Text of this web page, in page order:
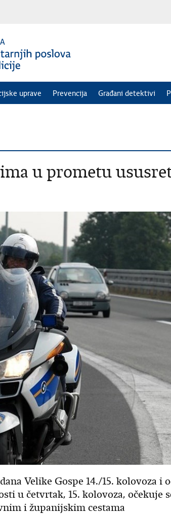
uprave Prevencija Građani detektivi
u prometu
Velike Gospe 14./15. kolovoza i
u četvrtak, 15. kolovoza, očekuje
i županijskim cestama